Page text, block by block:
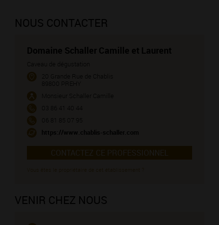
NOUS CONTACTER
Domaine Schaller Camille et Laurent
Caveau de dégustation
20 Grande Rue de Chablis
89800 PREHY
Monsieur Schaller Camille
03 86 41 40 44
06 81 85 07 95
https://www.chablis-schaller.com
CONTACTEZ CE PROFESSIONNEL
VENIR CHEZ NOUS